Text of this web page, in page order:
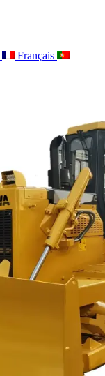
Français